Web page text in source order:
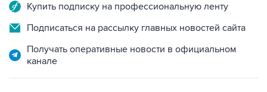
Купить подписку на профессиональную ленту
Подписаться на рассылку главных новостей сайта
Получать оперативные новости в официальном
канале